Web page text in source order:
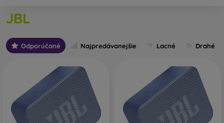
JBL
Odporúčané Najpredávanejšie Lacné Drahé